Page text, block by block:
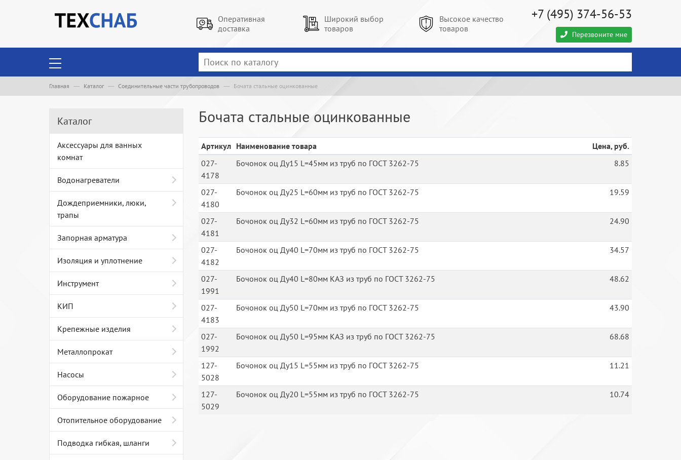
Оперативная
доставка
Широкий выбор
товаров
Высокое качество
товаров
+7 (495) 374-56-53
Перезвоните мне
Главная Каталог Соединительные части трубопроводов Бочата стальные оцинкованные
Каталог
Аксессуары для ванных
комнат
Водонагреватели
Дождеприемники, люки,
трапы
Запорная арматура
Изоляция и уплотнение
Инструмент
КИП
Крепежные изделия
Металлопрокат
Насосы
Оборудование пожарное
Отопительное оборудование
Подводка гибкая, шланги
Бочата стальные оцинкованные
Артикул Наименование товара
Цена, руб.
027-
4178
Бочонок оц Ду15 L=45мм из труб по ГОСТ 3262-75 8.85
027-
4180
Бочонок оц Ду25 L=60мм из труб по ГОСТ 3262-75 19.59
027-
4181
Бочонок оц Ду32 L=60мм из труб по ГОСТ 3262-75 24.90
027-
4182
Бочонок оц Ду40 L=70мм из труб по ГОСТ 3262-75 34.57
027-
1991
Бочонок оц Ду40 L=80мм КАЗ из труб по ГОСТ 3262-75 48.62
027-
4183
Бочонок оц Ду50 L=70мм из труб по ГОСТ 3262-75 43.90
027-
1992
Бочонок оц Ду50 L=95мм КАЗ из труб по ГОСТ 3262-75 68.68
127-
5028
Бочонок оц Ду15 L=55мм из труб по ГОСТ 3262-75 11.21
127-
5029
Бочонок оц Ду20 L=55мм из труб по ГОСТ 3262-75 10.74